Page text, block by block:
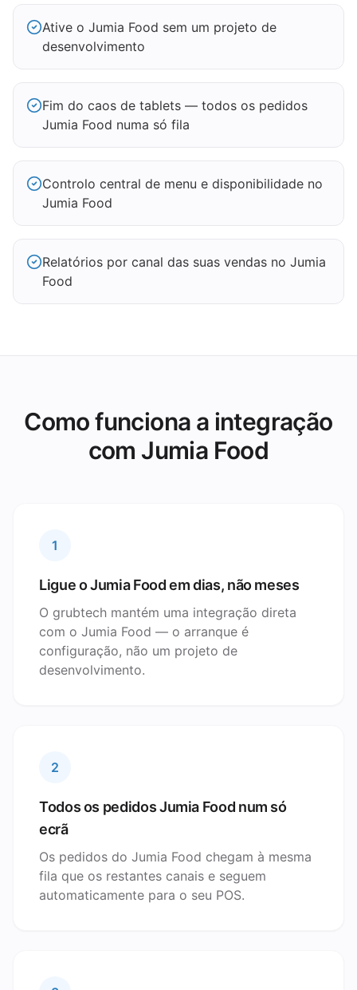
Ative o Jumia Food sem um projeto de
desenvolvimento
Fim do caos de tablets — todos os pedidos
Jumia Food numa só fila
Controlo central de menu e disponibilidade no
Jumia Food
Relatórios por canal das suas vendas no Jumia
Food
Como funciona a integração
com Jumia Food
1
Ligue o Jumia Food em dias, não meses
O grubtech mantém uma integração direta
com o Jumia Food — o arranque é
configuração, não um projeto de
desenvolvimento.
2
Todos os pedidos Jumia Food num só
ecrã
Os pedidos do Jumia Food chegam à mesma
fila que os restantes canais e seguem
automaticamente para o seu POS.